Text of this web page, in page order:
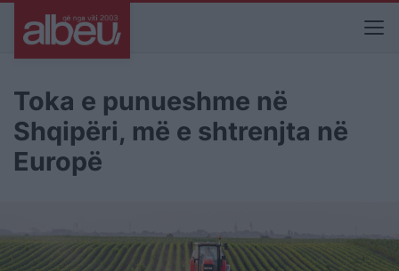
Toka e punueshme në
Shqipëri, më e shtrenjta në
Europë